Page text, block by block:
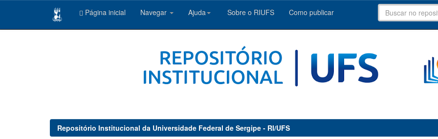
Página inicial Navegar Ajuda Sobre o RIUFS Como publicar
Repositório Institucional da Universidade Federal de Sergipe - RI/UFS